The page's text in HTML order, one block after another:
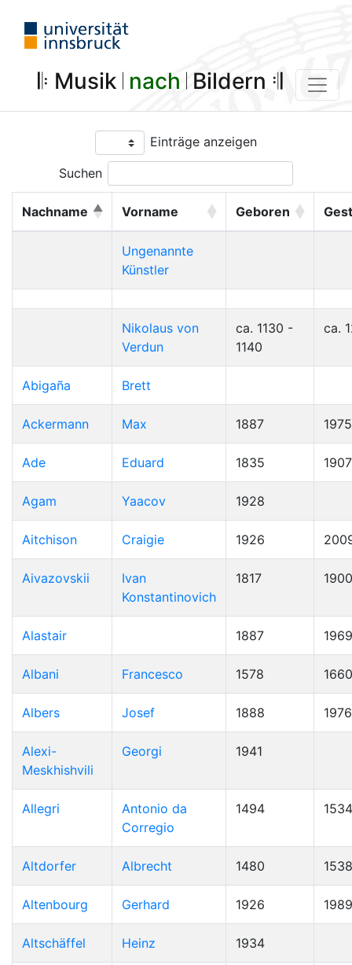
𝄆 Musik 𝄀 nach 𝄀 Bildern 𝄇
Einträge anzeigen
Suchen
Nachname Vorname Geboren
Ungenannte
Künstler
Nikolaus von
Verdun
ca. 1130 -
1140
ca.
Abigaña Brett
Ackermann Max 1887 1975
Ade Eduard 1835 1907
Agam Yaacov 1928
Aitchison Craigie 1926
Aivazovskii
Ivan
Konstantinovich
1817 1900
Alastair 1887 1969
Albani Francesco 1578 1660
Albers Josef 1888 1976
Alexi-
Meskhishvili
Georgi 1941
Allegri
Antonio da
Corregio
1494 1534
Altdorfer Albrecht 1480 1538
Altenbourg Gerhard 1926 1989
Altschäffel Heinz 1934